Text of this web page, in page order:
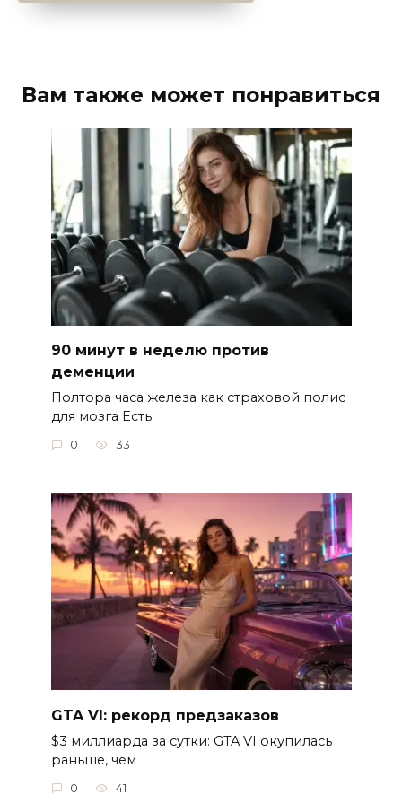
Вам также может понравиться
90 минут в неделю против
деменции
Полтора часа железа как страховой полис
для мозга Есть
0 33
GTA VI: рекорд предзаказов
$3 миллиарда за сутки: GTA VI окупилась
раньше, чем
0 41